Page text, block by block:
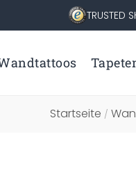
TRUSTED
Startseite /